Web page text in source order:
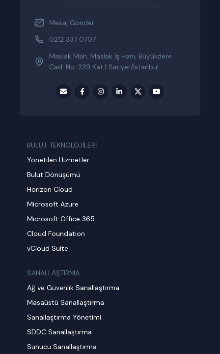
Mesaj Gönder
0212 337 0707
Maslak Mah. Maslak İş Hanı, Büyükdere
Cad. No: 239 Kat:1 Sarıyer/İstanbul
BULUT TEKNOLOJİLERİ
Yönetilen Hizmetler
Bulut Dönüşümü
Horizon Cloud
Microsoft Azure
Microsoft Office 365
Cloud Foundation
vCloud Suite
SANALLAŞTIRMA
Ağ ve Güvenlik Sanallaştırma
Masaüstü Sanallaştırma
Sanallaştırma Yönetimi
SDDC Sanallaştırma
Sunucu Sanallaştırma